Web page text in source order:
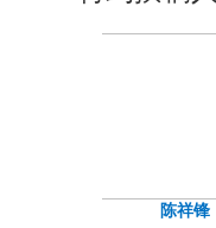
陈祥锋